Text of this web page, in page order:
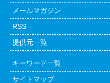
メールマガジン
RSS
提供元一覧
キーワード一覧
サイトマップ